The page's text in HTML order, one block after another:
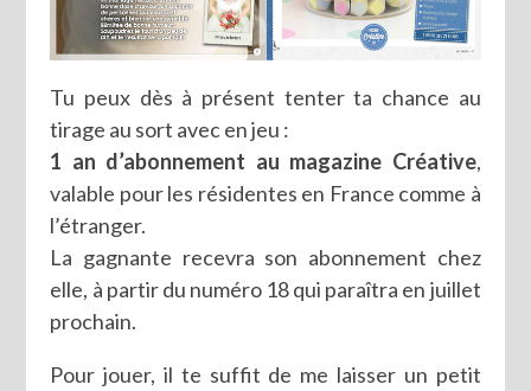
Tu peux dès à présent tenter ta chance au
tirage au sort avec en jeu :
1 an d’abonnement au magazine Créative,
valable pour les résidentes en France comme à
l’étranger.
La gagnante recevra son abonnement chez
elle, à partir du numéro 18 qui paraîtra en juillet
prochain.
Pour jouer, il te suffit de me laisser un petit